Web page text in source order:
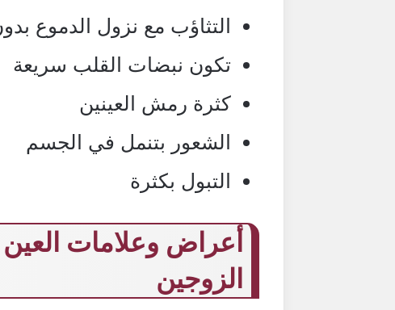
التثاؤب مع نزول الدموع
تكون نبضات القلب سريعة
كثرة رمش العينين
الشعور بتنمل في الجسم
التبول بكثرة
أعراض وعلامات
الزوجين